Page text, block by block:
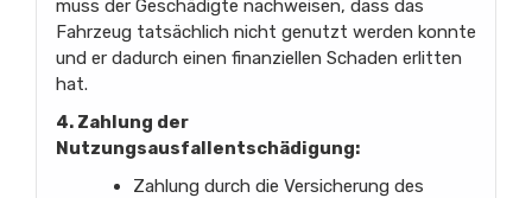
muss der Geschädigte nachweisen, dass das
Fahrzeug tatsächlich nicht genutzt werden konnte
und er dadurch einen finanziellen Schaden erlitten
hat.
4. Zahlung der
Nutzungsausfallentschädigung:
Zahlung durch die Versicherung des